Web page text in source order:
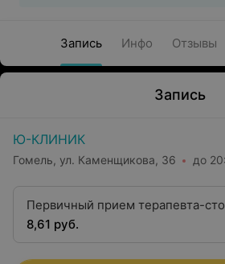
Запись Инфо Отзывы
Запись
Ю-КЛИНИК
Гомель, ул. Каменщикова, 36 до
Первичный прием терапевта-
8,61 руб.